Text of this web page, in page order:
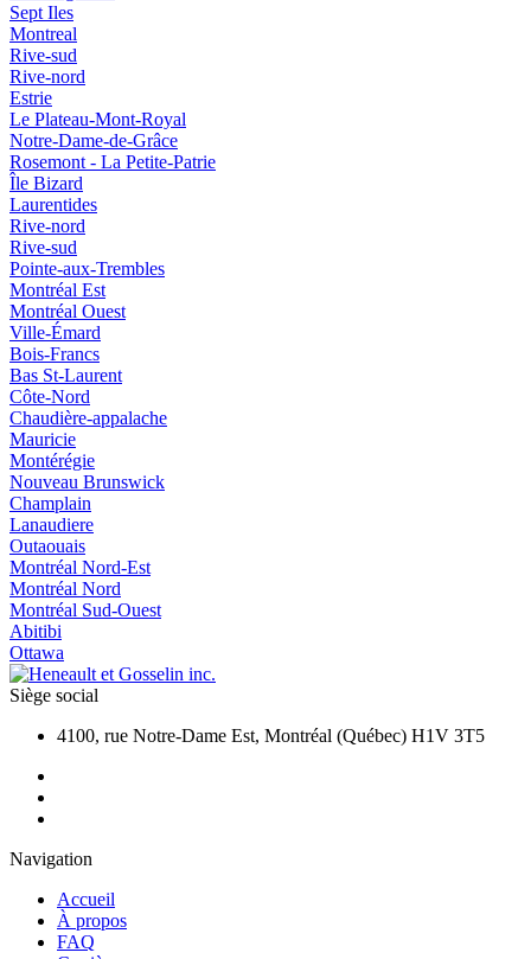
Sept Iles
Montreal
Rive-sud
Rive-nord
Estrie
Le Plateau-Mont-Royal
Notre-Dame-de-Grâce
Rosemont - La Petite-Patrie
Île Bizard
Laurentides
Rive-nord
Rive-sud
Pointe-aux-Trembles
Montréal Est
Montréal Ouest
Ville-Émard
Bois-Francs
Bas St-Laurent
Côte-Nord
Chaudière-appalache
Mauricie
Montérégie
Nouveau Brunswick
Champlain
Lanaudiere
Outaouais
Montréal Nord-Est
Montréal Nord
Montréal Sud-Ouest
Abitibi
Ottawa
Siège social
4100, rue Notre-Dame Est, Montréal (Québec) H1V 3T5
Navigation
Accueil
À propos
FAQ